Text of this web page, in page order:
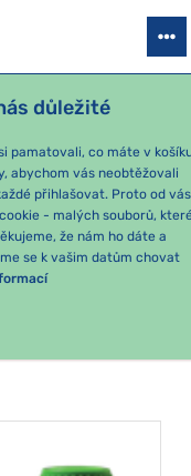
důležité
pamatovali, co máte v
abychom vás neobtěžovali
přihlašovat. Proto od vás
- malých souborů,
že nám ho dáte a
se k vašim datům chovat
BALÍČKY PRO DĚTI